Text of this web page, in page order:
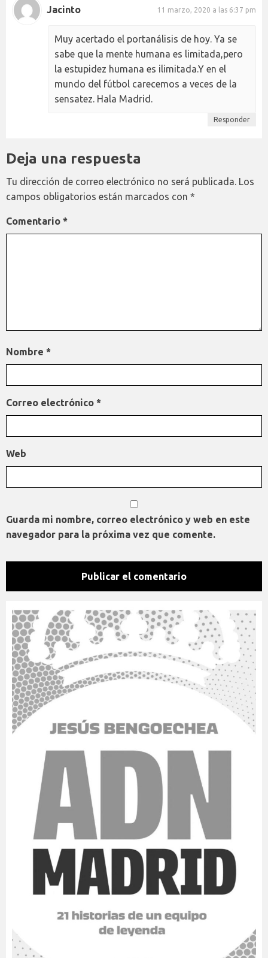
Jacinto 11 marzo, 2020 a las 6:37 pm
Muy acertado el portanálisis de hoy. Ya se
sabe que la mente humana es limitada,pero
la estupidez humana es ilimitada.Y en el
mundo del fútbol carecemos a veces de la
sensatez. Hala Madrid.
Responder
Deja una respuesta
Tu dirección de correo electrónico no será publicada. Los
campos obligatorios están marcados con *
Comentario *
Nombre *
Correo electrónico *
Web
Guarda mi nombre, correo electrónico y web en este
navegador para la próxima vez que comente.